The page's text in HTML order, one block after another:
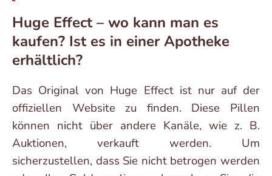
Huge Effect – wo kann man es
kaufen? Ist es in einer Apotheke
erhältlich?
Das Original von Huge Effect ist nur auf der
offiziellen Website zu finden. Diese Pillen
können nicht über andere Kanäle, wie z. B.
Auktionen, verkauft werden. Um
sicherzustellen, dass Sie nicht betrogen werden